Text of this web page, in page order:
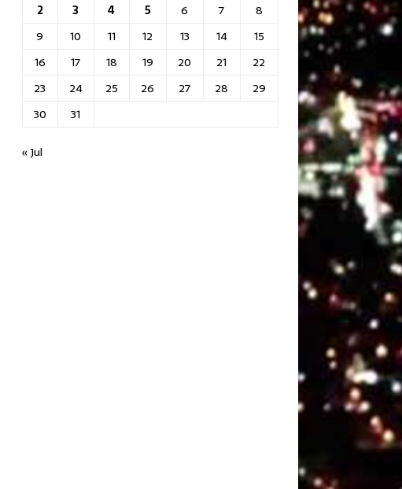
2
3 4 5 6 7
8
9
10 11 12 13 14
15
16
17 18 19 20 21
22
23
24 25 26 27 28
29
30
31
« Jul